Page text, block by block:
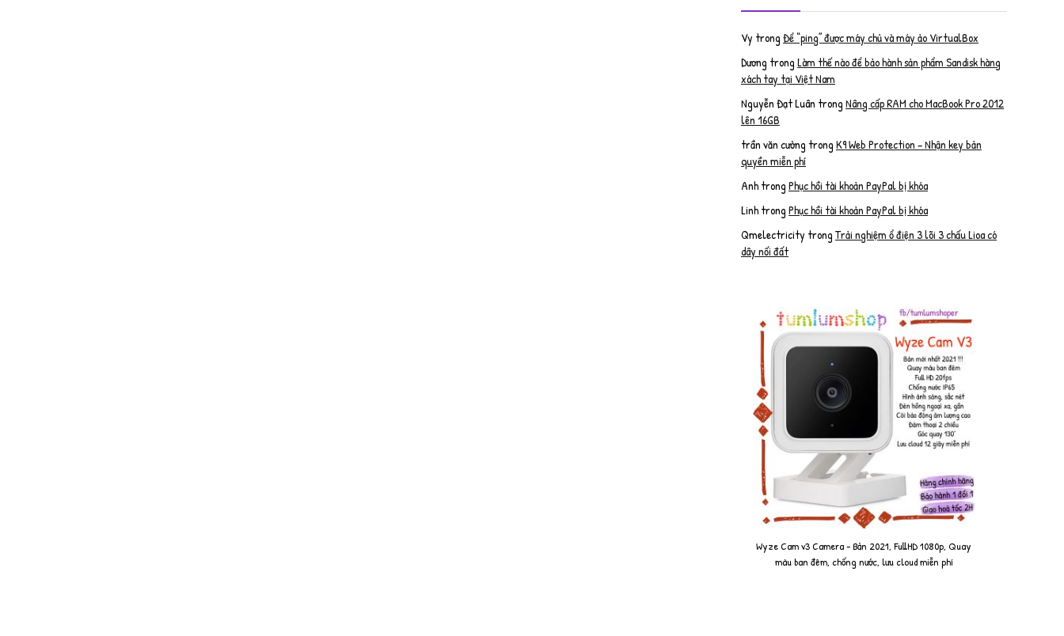
Vy trongĐể “ping” được máy chủ và máy ảo VirtualBox
Dương trongLàm thế nào để bảo hành sản phẩm Sandisk hàng
xách tay tại Việt Nam
Nguyễn Đạt Luân trongNâng cấp RAM cho MacBook Pro 2012
lên 16GB
trần văn cường trongK9 Web Protection – Nhận key bản
quyền miễn phí
AnhtrongPhục hồi tài khoản PayPal bị khóa
LinhtrongPhục hồi tài khoản PayPal bị khóa
Qmelectricity trongTrải nghiệm ổ điện 3 lõi 3 chấu Lioa có
dây nối đất
Wyze Cam v3 Camera - Bản 2021, FullHD 1080p, Quay
màu ban đêm, chống nước, lưu cloud miễn phí